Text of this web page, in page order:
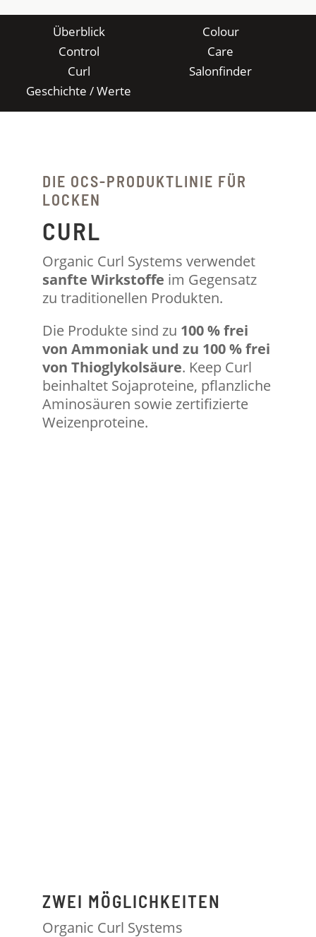
Überblick
Colour
Control
Care
Curl
Salonfinder
Geschichte / Werte
DIE OCS-PRODUKTLINIE FÜR
LOCKEN
CURL
Organic Curl Systems verwendet
sanfte Wirkstoffe im Gegensatz
zu traditionellen Produkten.
Die Produkte sind zu 100 % frei
von Ammoniak und zu 100 % frei
von Thioglykolsäure. Keep Curl
beinhaltet Sojaproteine, pflanzliche
Aminosäuren sowie zertifizierte
Weizenproteine.
ZWEI MÖGLICHKEITEN
Organic Curl Systems